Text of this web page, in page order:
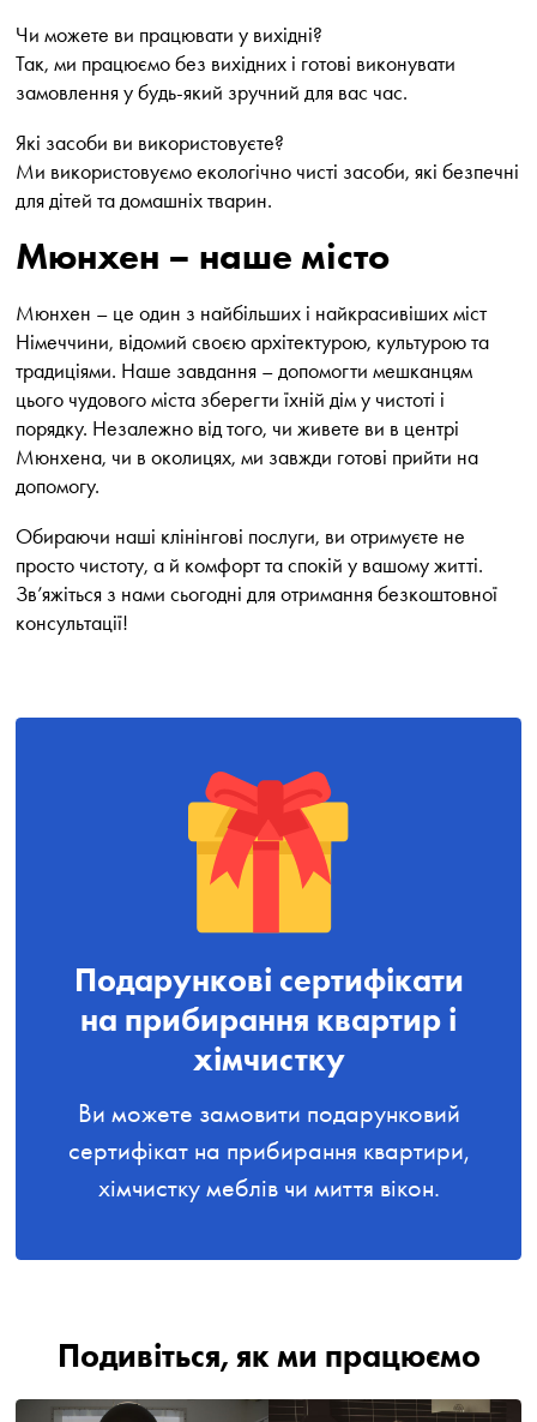
Чи можете ви працювати у вихідні?
Так, ми працюємо без вихідних і готові виконувати
замовлення у будь-який зручний для вас час.
Які засоби ви використовуєте?
Ми використовуємо екологічно чисті засоби, які безпечні
для дітей та домашніх тварин.
Мюнхен – наше місто
Мюнхен – це один з найбільших і найкрасивіших міст
Німеччини, відомий своєю архітектурою, культурою та
традиціями. Наше завдання – допомогти мешканцям
цього чудового міста зберегти їхній дім у чистоті і
порядку. Незалежно від того, чи живете ви в центрі
Мюнхена, чи в околицях, ми завжди готові прийти на
допомогу.
Обираючи наші клінінгові послуги, ви отримуєте не
просто чистоту, а й комфорт та спокій у вашому житті.
Зв’яжіться з нами сьогодні для отримання безкоштовної
консультації!
Подарункові сертифікати
на прибирання квартир і
хімчистку
Ви можете замовити подарунковий
сертифікат на прибирання квартири,
хімчистку меблів чи миття вікон.
Подивіться, як ми працюємо